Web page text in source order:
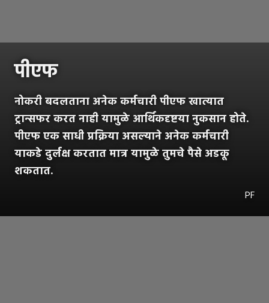
पीएफ
नोकरी बदलताना अनेक कर्मचारी पीएफ खात्यात
ट्रान्सफर करत नाही यामुळे आर्थिकदृष्टया नुकसान होते.
पीएफ एक साधी प्रक्रिया असल्याने अनेक कर्मचारी
याकडे दुर्लक्ष करतात मात्र यामुळे तुमचे पैसे अडकू
शकतात.
PF